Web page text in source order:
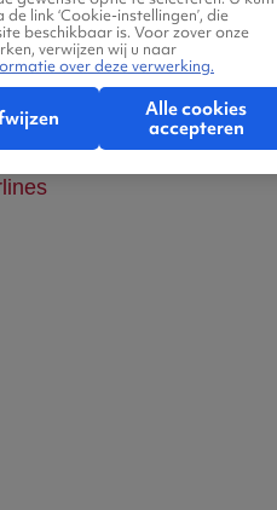
+ hotel
link ‘Cookie-instellingen’, die
beschikbaar is. Voor zover onze
verwijzen wij u naar
over deze verwerking.
Alle cookies
accepteren